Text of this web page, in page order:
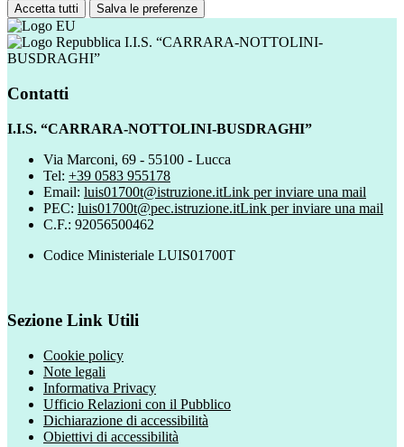
Accetta tutti Salva le preferenze
I.I.S. “CARRARA-NOTTOLINI-
BUSDRAGHI”
Contatti
I.I.S. “CARRARA-NOTTOLINI-BUSDRAGHI”
Via Marconi, 69 - 55100 - Lucca
Tel: +39 0583 955178
Email: luis01700t@istruzione.itLink per inviare una mail
PEC: luis01700t@pec.istruzione.itLink per inviare una mail
C.F.: 92056500462
Codice Ministeriale LUIS01700T
Sezione Link Utili
Cookie policy
Note legali
Informativa Privacy
Ufficio Relazioni con il Pubblico
Dichiarazione di accessibilità
Obiettivi di accessibilità